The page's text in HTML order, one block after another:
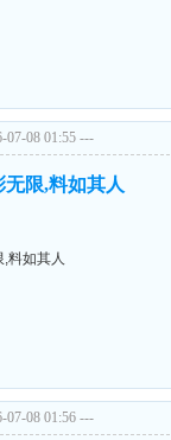
07-08 01:55 ---
限,料如其人
料如其人
07-08 01:56 ---